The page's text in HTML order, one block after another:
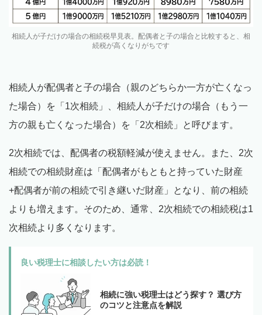
相続人が子だけの場合の相続税早見表。配偶者と子の場合と比較すると、相
続税が高くなりがちです
相続人が配偶者と子の場合（親のどちらか一方が亡くなっ
た場合）を「1次相続」、相続人が子だけの場合（もう一
方の親も亡くなった場合）を「2次相続」と呼びます。
2次相続では、配偶者の税額軽減が使えません。また、2次
相続での相続財産は「配偶者がもともと持っていた財産
+配偶者が前の相続で引き継いだ財産」となり、前の相続
よりも増えます。そのため、通常、2次相続での相続税は1
次相続より多くなります。
良い税理士に相談したい方は必読！
相続に強い税理士はどう探す？ 選び方
のコツと注意点を解説